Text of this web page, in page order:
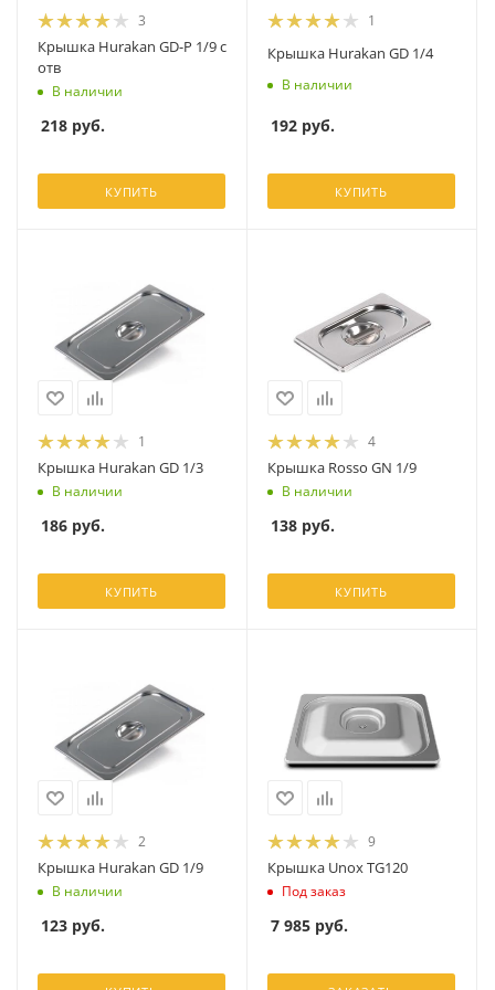
3
Крышка Hurakan GD-P 1/9 с
отв
В наличии
218 руб.
КУПИТЬ
1
Крышка Hurakan GD 1/4
В наличии
192 руб.
КУПИТЬ
1
Крышка Hurakan GD 1/3
В наличии
186 руб.
КУПИТЬ
4
Крышка Rosso GN 1/9
В наличии
138 руб.
КУПИТЬ
2
Крышка Hurakan GD 1/9
В наличии
123 руб.
9
Крышка Unox TG120
Под заказ
7 985 руб.